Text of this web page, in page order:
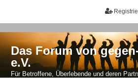
Das Forum von
e.V.
Für Betroffene, Überlebende und deren